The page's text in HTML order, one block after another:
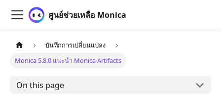
ศูนย์ช่วยเหลือ Monica
บันทึกการเปลี่ยนแปลง
Monica 5.8.0 แนะนำ Monica Artifacts
On this page